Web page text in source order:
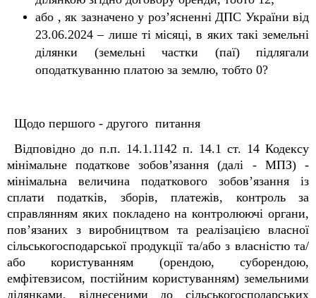
або , як зазначено у роз’ясненні ДПС України від
23.06.2024 – лише ті місяці, в яких такі земельні
ділянки (земельні частки (паї) підлягали
оподаткуванню платою за землю, тобто 0?
Щодо першого - другого питання
Відповідно до п.п. 14.1.1142 п. 14.1 ст. 14 Кодексу
мінімальне податкове зобов’язання (далі - МПЗ) -
мінімальна величина податкового зобов’язання із
сплати податків, зборів, платежів, контроль за
справлянням яких покладено на контролюючі органи,
пов’язаних з виробництвом та реалізацією власної
сільськогосподарської продукції та/або з власністю та/
або користуванням (орендою, суборендою,
емфітевзисом, постійним користуванням) земельними
ділянками, віднесеними до сільськогосподарських